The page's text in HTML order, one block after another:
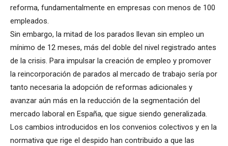
reforma, fundamentalmente en empresas con menos de 100
empleados.
Sin embargo, la mitad de los parados llevan sin empleo un
mínimo de 12 meses, más del doble del nivel registrado antes
de la crisis. Para impulsar la creación de empleo y promover
la reincorporación de parados al mercado de trabajo sería por
tanto necesaria la adopción de reformas adicionales y
avanzar aún más en la reducción de la segmentación del
mercado laboral en España, que sigue siendo generalizada.
Los cambios introducidos en los convenios colectivos y en la
normativa que rige el despido han contribuido a que las